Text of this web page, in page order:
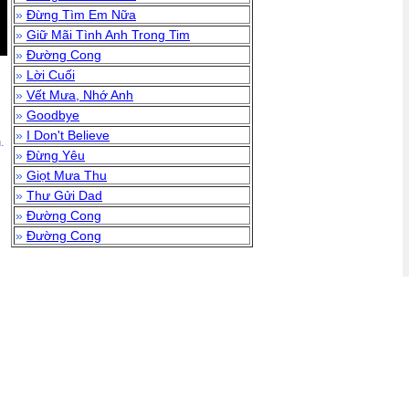
» Đừng Tìm Em Nữa
» Giữ Mãi Tình Anh Trong Tim
» Đường Cong
» Lời Cuối
» Vết Mưa, Nhớ Anh
» Goodbye
» I Don't Believe
» Đừng Yêu
» Giọt Mưa Thu
» Thư Gửi Dad
» Đường Cong
» Đường Cong